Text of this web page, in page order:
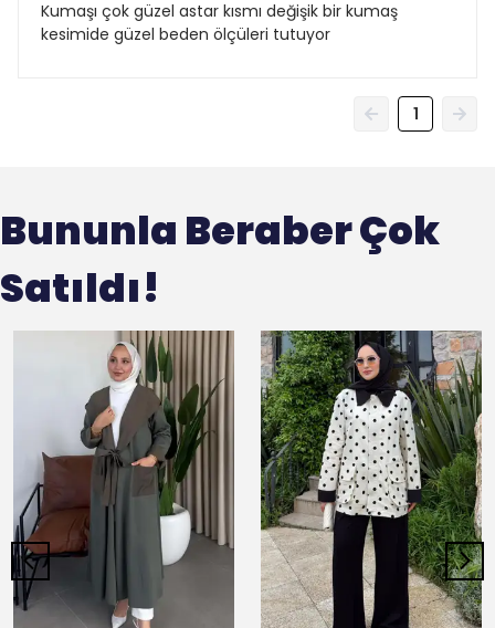
Kumaşı çok güzel astar kısmı değişik bir kumaş
kesimide güzel beden ölçüleri tutuyor
1
Bununla Beraber Çok
Satıldı!